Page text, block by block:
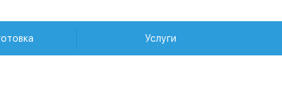
Услуги